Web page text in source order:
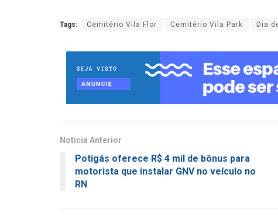
Tags: Cemitério Vila Flor Cemitério Vila Park Dia
Notícia Anterior
Potigás oferece R$ 4 mil de bônus para
motorista que instalar GNV no veículo no
RN